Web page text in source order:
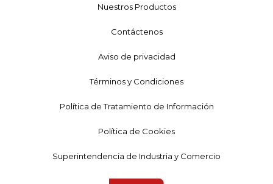
Nuestros Productos
Contáctenos
Aviso de privacidad
Términos y Condiciones
Política de Tratamiento de Información
Política de Cookies
Superintendencia de Industria y Comercio